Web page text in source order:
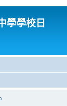
學學校日